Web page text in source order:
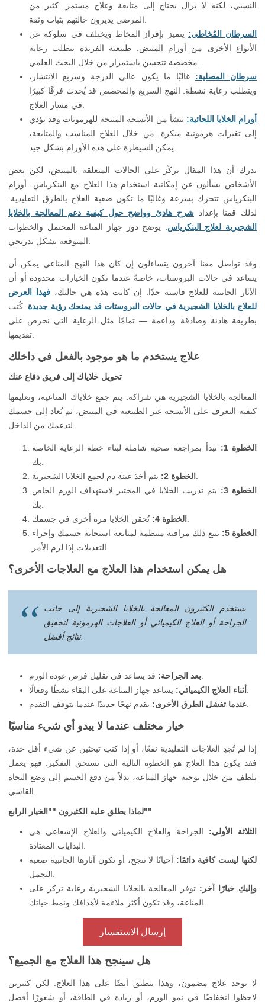
النسبي، لكنه لا يزال يحتاج إلى متابعة وعلاج مستمر. كثير من
السرطان المُخاطي: يتميز بإفراز المخاط ويختلف في سلوكه عن
الأنواع الأخرى من أورام المبيض. طبيعته الفريدة تتطلب رعاية
سرطان المصلية: غالبًا ما يكون عالي الدرجة وسريع الانتشار،
ويتطلب رعاية نشطة. النهج السريع والمخصص قد يُحدث فرقًا كبيرًا
أورام الخلايا اللحائية: تنشأ من الأنسجة المنتجة للهرمونات وقد تؤدي
إلى تغيرات هرمونية مبكرة. من خلال العلاج المناسب والمتابعة،
ندرك أن هذا المقال يركّز على الحالات المتعلقة بالمبيض، لكن بعض
الأشخاص يسألون عن إمكانية استخدام هذا العلاج مع البنكرياس. أورام
البنكرياس تتحرك بسرعة وغالبًا ما تكون صعبة العلاج بالطرق التقليدية.
لذلك قمنا بإعدادشرح هادئ وواضح حول كيفية دعم المعالجة بالخلايا
الشجيرية لعلاج البنكرياس . يوضح دور جهاز المناعة المحتمل والخطوات
وقد تواصل معنا آخرون يتساءلون إن كان هذا النهج المناعي يمكن أن
يساعد في حالات البروستات، خاصةً عندما تكون الخيارات محدودة أو أن
الآثار الجانبية للعلاج قاسية جدًا. إن كانت هذه هي حالتك،فهذا العرض
للعلاج بالخلايا الشجيرية في حالات البروستات قد يمنحك رؤية جديدة . كُتب
بطريقة هادئة وصادقة وداعمة — تمامًا مثل الرعاية التي نحرص على
علاج يستخدم ما هو موجود بالفعل في داخلك
تحويل خلاياك إلى فريق دفاع عنك
المعالجة بالخلايا الشجيرية هي شراكة. يتم جمع خلاياك المناعية، وتعليمها
كيفية التعرف على الأنسجة غير الطبيعية في المبيض، ثم تُعاد إلى جسمك
الخطوة 1:
نبدأ بمراجعة صحية شاملة لبناء خطة الرعاية الخاصة
الخطوة 2:
الخطوة 3:
يتم تدريب الخلايا في المختبر لاستهداف الورم الخاص
الخطوة 4:
الخطوة 5:
يتبع ذلك مراقبة منتظمة لمتابعة استجابة جسمك وإجراء
هل يمكن استخدام هذا العلاج مع العلاجات الأخرى؟
يستخدم الكثيرون المعالجة بالخلايا الشجيرية إلى جانب
الجراحة أو العلاج الكيميائي أو العلاجات الهرمونية لتحقيق
نتائج أفضل.
بعد الجراحة:
أثناء العلاج الكيميائي:
عندما تفشل الطرق الأخرى:
خيار مختلف عندما لا يبدو أي شيء مناسبًا
إذا لم تُجدِ العلاجات التقليدية نفعًا، أو إذا كنتِ تبحثين عن شيء أقل حدة،
فقد يكون هذا العلاج هو الخطوة التالية التي تستحق التفكير. فهو يعمل
بلطف من خلال توجيه جهاز المناعة، بدلاً من دفع الجسم إلى وضع النجاة
لماذا يطلق عليه الكثيرون ""الخيار الرابع""
الثلاثة الأولى: الجراحة والعلاج الكيميائي والعلاج الإشعاعي هي
لكنها ليست كافية دائمًا: أحيانًا لا تنجح، أو تكون آثارها الجانبية صعبة
وإليكِ خيارًا آخر: توفر المعالجة بالخلايا الشجيرية رعاية تركز على
إرسال الاستفسار
هل سينجح هذا العلاج مع الجميع؟
لا يوجد علاج مضمون، وهذا ينطبق أيضًا على هذا العلاج. لكن كثيرين
لاحظوا انخفاضًا في نمو الورم، أو زيادة في الطاقة، أو شعورًا أفضل